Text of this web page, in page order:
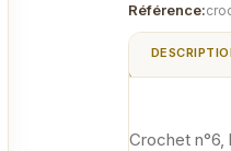
Référence:
Crochet